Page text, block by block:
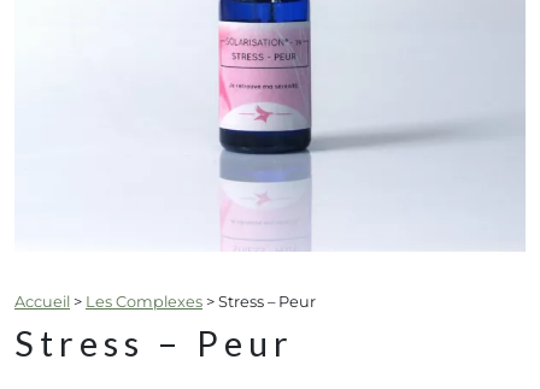
Accueil > Les Complexes > Stress – Peur
Stress – Peur